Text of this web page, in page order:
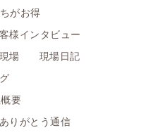
がお得
様インタビュー
場
現場日記
要
ありがとう通信